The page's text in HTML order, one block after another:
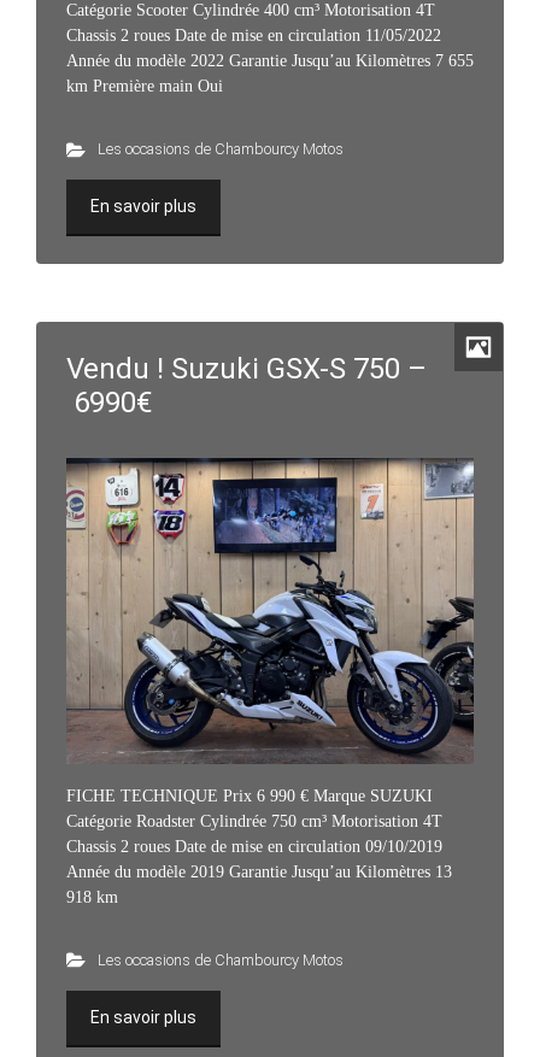
Catégorie Scooter Cylindrée 400 cm³ Motorisation 4T
Chassis 2 roues Date de mise en circulation 11/05/2022
Année du modèle 2022 Garantie Jusqu’au Kilomètres 7 655
km Première main Oui
Les occasions de Chambourcy Motos
En savoir plus
Vendu ! Suzuki GSX-S 750 –
6990€
FICHE TECHNIQUE Prix 6 990 € Marque SUZUKI
Catégorie Roadster Cylindrée 750 cm³ Motorisation 4T
Chassis 2 roues Date de mise en circulation 09/10/2019
Année du modèle 2019 Garantie Jusqu’au Kilomètres 13
918 km
Les occasions de Chambourcy Motos
En savoir plus